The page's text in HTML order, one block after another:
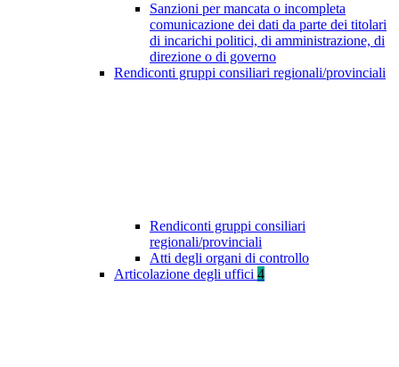
Sanzioni per mancata o incompleta
comunicazione dei dati da parte dei titolari
di incarichi politici, di amministrazione, di
direzione o di governo
Rendiconti gruppi consiliari regionali/provinciali
Rendiconti gruppi consiliari
regionali/provinciali
Atti degli organi di controllo
Articolazione degli uffici 4